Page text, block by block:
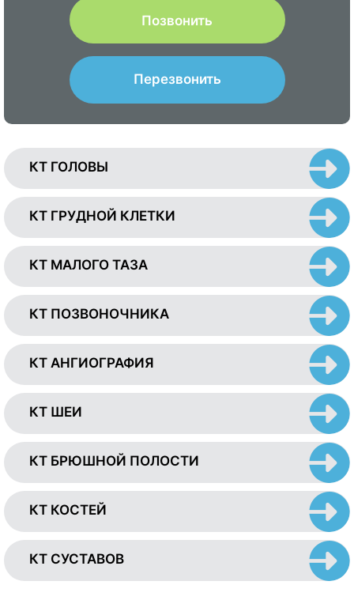
Позвонить
Перезвонить
КТ ГОЛОВЫ
КТ ГРУДНОЙ КЛЕТКИ
КТ МАЛОГО ТАЗА
КТ ПОЗВОНОЧНИКА
КТ АНГИОГРАФИЯ
КТ ШЕИ
КТ БРЮШНОЙ ПОЛОСТИ
КТ КОСТЕЙ
КТ СУСТАВОВ